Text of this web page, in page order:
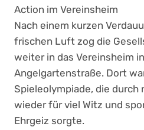
Action im Vereinsheim
Nach einem kurzen
frischen Luft zog die
weiter in das Vereinsheim
Angelgartenstraße. Dort
Spieleolympiade, die durch
wieder für viel Witz und
Ehrgeiz sorgte.